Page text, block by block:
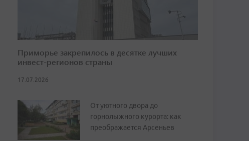
Приморье закрепилось в десятке лучших
инвест-регионов страны
17.07.2026
От уютного двора до
горнолыжного курорта: как
преображается Арсеньев